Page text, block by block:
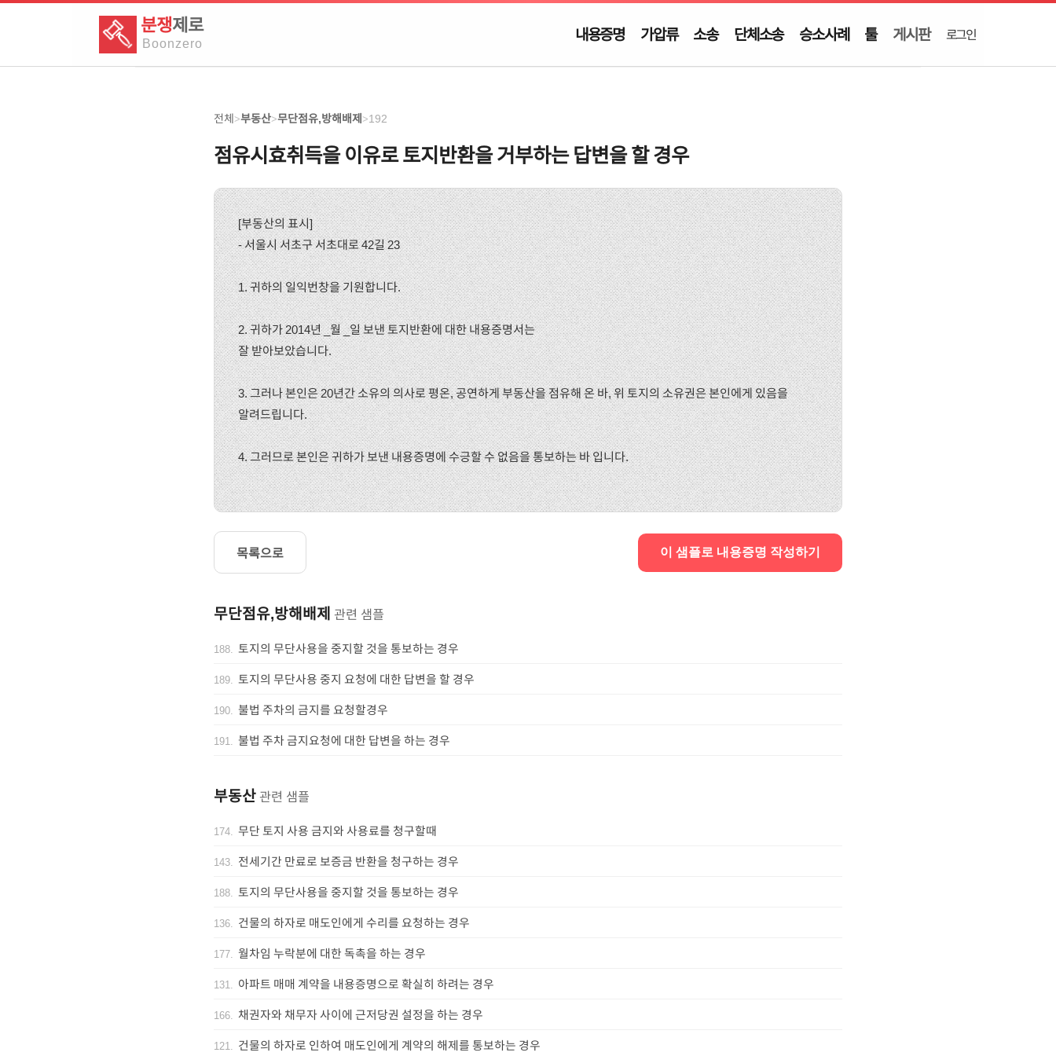
분쟁제로
Boonzero 내용증명 가압류 소송 단체소송 승소사례 툴 게시판 로그인
전체>부동산>무단점유,방해배제>192
점유시효취득을 이유로 토지반환을 거부하는 답변을 할 경우
[부동산의 표시]
- 서울시 서초구 서초대로 42길 23
1. 귀하의 일익번창을 기원합니다.
2. 귀하가 2014년 _월 _일 보낸 토지반환에 대한 내용증명서는
잘 받아보았습니다.
3. 그러나 본인은 20년간 소유의 의사로 평온, 공연하게 부동산을 점유해 온 바, 위 토지의 소유권은 본인에게 있음을
알려드립니다.
4. 그러므로 본인은 귀하가 보낸 내용증명에 수긍할 수 없음을 통보하는 바 입니다.
목록으로 이 샘플로 내용증명 작성하기
무단점유,방해배제 관련 샘플
188. 토지의 무단사용을 중지할 것을 통보하는 경우
189. 토지의 무단사용 중지 요청에 대한 답변을 할 경우
190. 불법 주차의 금지를 요청할경우
191. 불법 주차 금지요청에 대한 답변을 하는 경우
부동산 관련 샘플
174. 무단 토지 사용 금지와 사용료를 청구할때
143. 전세기간 만료로 보증금 반환을 청구하는 경우
188. 토지의 무단사용을 중지할 것을 통보하는 경우
136. 건물의 하자로 매도인에게 수리를 요청하는 경우
177. 월차임 누락분에 대한 독촉을 하는 경우
131. 아파트 매매 계약을 내용증명으로 확실히 하려는 경우
166. 채권자와 채무자 사이에 근저당권 설정을 하는 경우
121. 건물의 하자로 인하여 매도인에게 계약의 해제를 통보하는 경우